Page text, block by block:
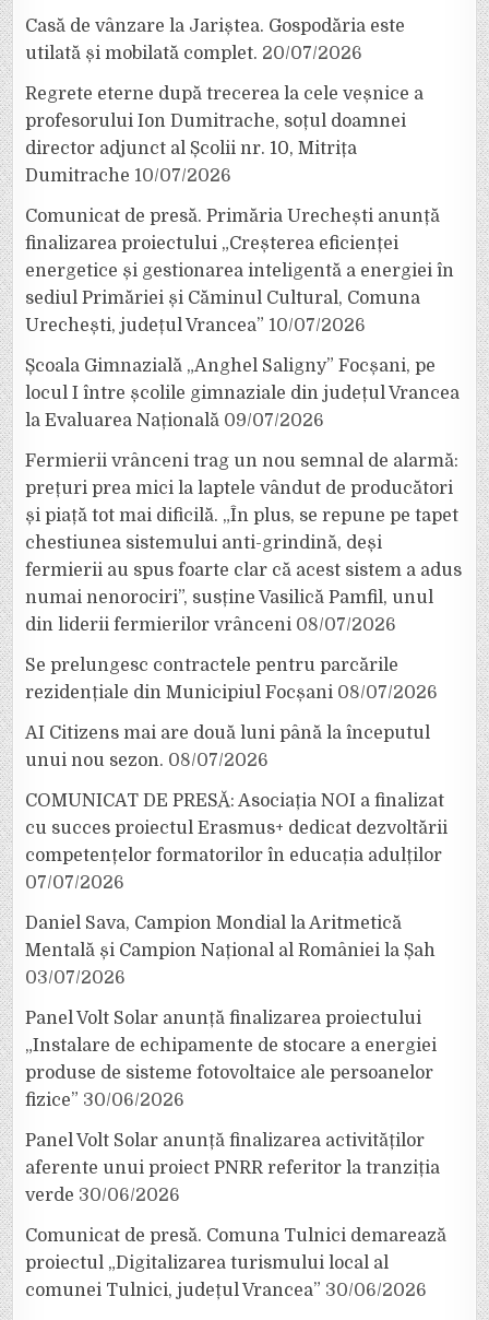
Casă de vânzare la Jariștea. Gospodăria este
utilată și mobilată complet. 20/07/2026
Regrete eterne după trecerea la cele veșnice a
profesorului Ion Dumitrache, soțul doamnei
director adjunct al Școlii nr. 10, Mitrița
Dumitrache 10/07/2026
Comunicat de presă. Primăria Urechești anunță
finalizarea proiectului „Creșterea eficienței
energetice și gestionarea inteligentă a energiei în
sediul Primăriei și Căminul Cultural, Comuna
Urechești, județul Vrancea” 10/07/2026
Școala Gimnazială „Anghel Saligny” Focșani, pe
locul I între școlile gimnaziale din județul Vrancea
la Evaluarea Națională 09/07/2026
Fermierii vrânceni trag un nou semnal de alarmă:
prețuri prea mici la laptele vândut de producători
și piață tot mai dificilă. „În plus, se repune pe tapet
chestiunea sistemului anti-grindină, deși
fermierii au spus foarte clar că acest sistem a adus
numai nenorociri”, susține Vasilică Pamfil, unul
din liderii fermierilor vrânceni 08/07/2026
Se prelungesc contractele pentru parcările
rezidențiale din Municipiul Focșani 08/07/2026
AI Citizens mai are două luni până la începutul
unui nou sezon. 08/07/2026
COMUNICAT DE PRESĂ: Asociația NOI a finalizat
cu succes proiectul Erasmus+ dedicat dezvoltării
competențelor formatorilor în educația adulților
07/07/2026
Daniel Sava, Campion Mondial la Aritmetică
Mentală și Campion Național al României la Șah
03/07/2026
Panel Volt Solar anunță finalizarea proiectului
„Instalare de echipamente de stocare a energiei
produse de sisteme fotovoltaice ale persoanelor
fizice” 30/06/2026
Panel Volt Solar anunță finalizarea activităților
aferente unui proiect PNRR referitor la tranziția
verde 30/06/2026
Comunicat de presă. Comuna Tulnici demarează
proiectul „Digitalizarea turismului local al
comunei Tulnici, județul Vrancea” 30/06/2026